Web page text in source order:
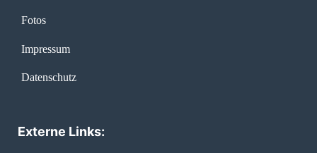
Fotos
Impressum
Datenschutz
Externe Links: